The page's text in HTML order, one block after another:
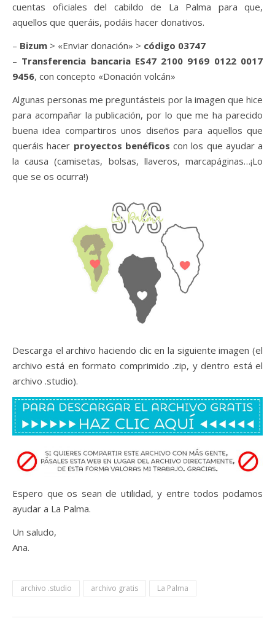
cuentas oficiales del cabildo de La Palma para que,
aquellos que queráis, podáis hacer donativos.
– Bizum > «Enviar donación» > código 03747
– Transferencia bancaria ES47 2100 9169 0122 0017
9456, con concepto «Donación volcán»
Algunas personas me preguntásteis por la imagen que hice
para acompañar la publicación, por lo que me ha parecido
buena idea compartiros unos diseños para aquellos que
queráis hacer proyectos benéficos con los que ayudar a
la causa (camisetas, bolsas, llaveros, marcapáginas…¡Lo
que se os ocurra!)
Descarga el archivo haciendo clic en la siguiente imagen (el
archivo está en formato comprimido .zip, y dentro está el
archivo .studio).
Espero que os sean de utilidad, y entre todos podamos
ayudar a La Palma.
Un saludo,
Ana.
archivo .studio archivo gratis La Palma